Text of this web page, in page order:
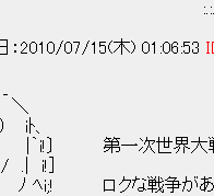
/ハ::::: ﾉ
：2010/07/15(木) 01:06:53
界大戦が終わ
戦争があり